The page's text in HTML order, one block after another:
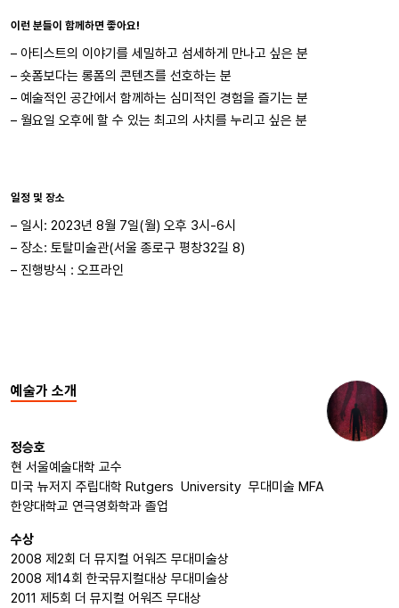
이런 분들이 함께하면 좋아요!
– 아티스트의 이야기를 세밀하고 섬세하게 만나고 싶은 분
– 숏폼보다는 롱폼의 콘텐츠를 선호하는 분
– 예술적인 공간에서 함께하는 심미적인 경험을 즐기는 분
– 월요일 오후에 할 수 있는 최고의 사치를 누리고 싶은 분
일정 및 장소
– 일시: 2023년 8월 7일(월) 오후 3시-6시
– 장소: 토탈미술관(서울 종로구 평창32길 8)
– 진행방식 : 오프라인
예술가 소개
정승호
현 서울예술대학 교수
미국 뉴저지 주립대학 Rutgers University 무대미술 MFA
한양대학교 연극영화학과 졸업
수상
2008 제2회 더 뮤지컬 어워즈 무대미술상
2008 제14회 한국뮤지컬대상 무대미술상
2011 제5회 더 뮤지컬 어워즈 무대상